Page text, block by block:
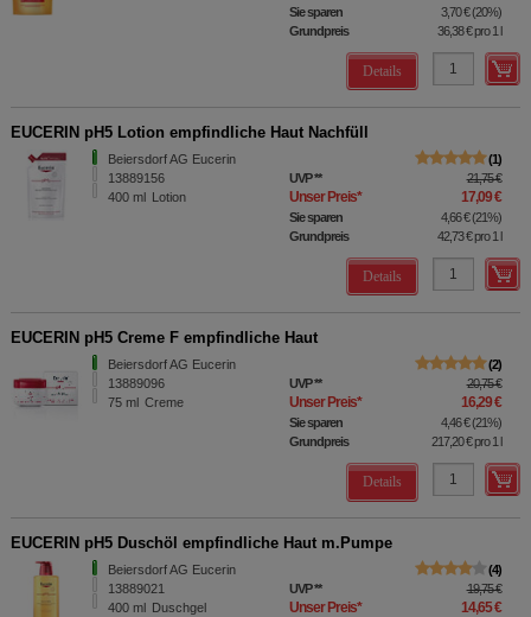
Sie sparen 3,70 €(20%)
Grundpreis
36,38 €pro 1 l
Details
EUCERIN pH5 Lotion empfindliche Haut Nachfüll
Beiersdorf AG Eucerin
13889156
400 ml Lotion
1
UVP** 21,75 €
Unser Preis* 17,09 €
Sie sparen 4,66 €(21%)
Grundpreis
42,73 €pro 1 l
Details
EUCERIN pH5 Creme F empfindliche Haut
Beiersdorf AG Eucerin
13889096
75 ml Creme
2
UVP** 20,75 €
Unser Preis* 16,29 €
Sie sparen 4,46 €(21%)
Grundpreis
217,20 €pro 1 l
Details
EUCERIN pH5 Duschöl empfindliche Haut m.Pumpe
Beiersdorf AG Eucerin
13889021
400 ml Duschgel
4
UVP** 19,75 €
Unser Preis* 14,65 €